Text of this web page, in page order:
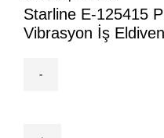
Starline E-125415
Vibrasyon İş